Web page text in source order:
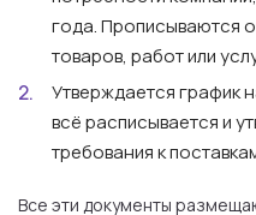
года. Прописываются
товаров, работ или
Утверждается график
всё расписывается и
требования к
Все эти документы